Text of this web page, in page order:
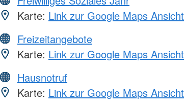
Karte: Link zur Google Maps Ansicht
Freizeitangebote
Karte: Link zur Google Maps Ansicht
Hausnotruf
Karte: Link zur Google Maps Ansicht